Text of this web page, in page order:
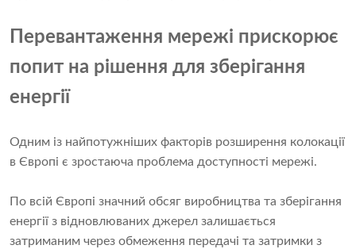
Перевантаження мережі прискорює
попит на рішення для зберігання
енергії
Одним із найпотужніших факторів розширення колокації
в Європі є зростаюча проблема доступності мережі.
По всій Європі значний обсяг виробництва та зберігання
енергії з відновлюваних джерел залишається
затриманим через обмеження передачі та затримки з